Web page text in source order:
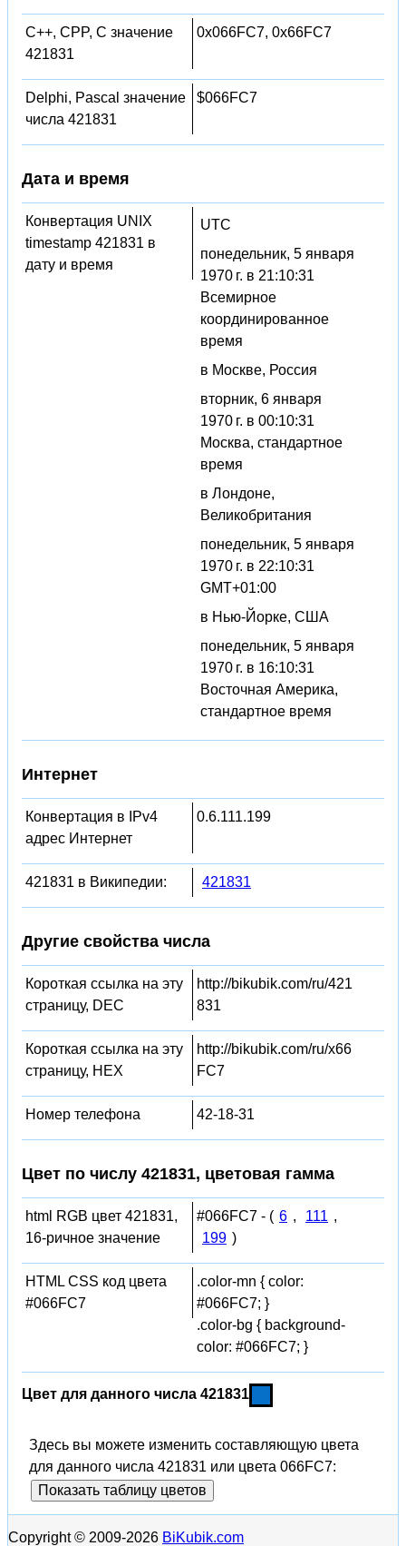
C++, CPP, C значение
421831
0x066FC7, 0x66FC7
Delphi, Pascal значение
числа 421831
$066FC7
Дата и время
Конвертация UNIX
timestamp 421831 в
дату и время
UTC
понедельник, 5 января
1970 г. в 21:10:31
Всемирное
координированное
время
в Москве, Россия
вторник, 6 января
1970 г. в 00:10:31
Москва, стандартное
время
в Лондоне,
Великобритания
понедельник, 5 января
1970 г. в 22:10:31
GMT+01:00
в Нью-Йорке, США
понедельник, 5 января
1970 г. в 16:10:31
Восточная Америка,
стандартное время
Интернет
Конвертация в IPv4
адрес Интернет
0.6.111.199
421831 в Википедии: 421831
Другие свойства числа
Короткая ссылка на эту
страницу, DEC
http://bikubik.com/ru/421
831
Короткая ссылка на эту
страницу, HEX
http://bikubik.com/ru/x66
FC7
Номер телефона 42-18-31
Цвет по числу 421831, цветовая гамма
html RGB цвет 421831,
16-ричное значение
#066FC7 - ( 6 , 111 ,
199 )
HTML CSS код цвета
#066FC7
.color-mn { color:
#066FC7; }
.color-bg { background-
color: #066FC7; }
Цвет для данного числа 421831
Здесь вы можете изменить составляющую цвета
для данного числа 421831 или цвета 066FC7:
Показать таблицу цветов
Copyright © 2009-2026 BiKubik.com